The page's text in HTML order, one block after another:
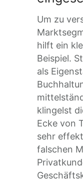
Um zu
hilft ein
Beispiel.
als
klingelst
Ecke von
sehr
falschen